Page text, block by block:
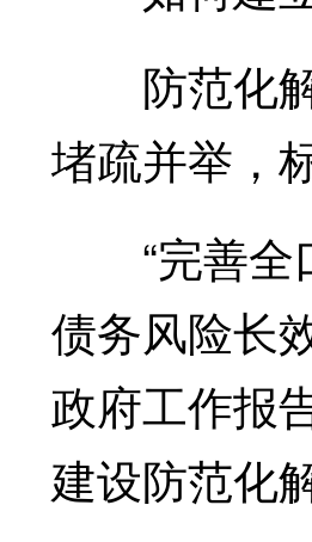
防范化解
堵疏并举，
“完善全
债务风险长
政府工作报
建设防范化